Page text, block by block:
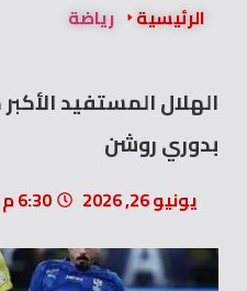
الرئيسية رياضة
الهلال المستفيد
بدوري روشن
يونيو 26, 2026 6:30 م